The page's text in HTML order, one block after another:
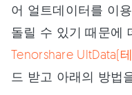
어 얼트데이터를 이
돌릴 수 있기 때문에
Tenorshare UltData(
드 받고 아래의 방법